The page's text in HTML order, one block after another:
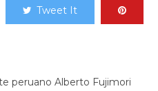
Tweet It
peruano Alberto Fujimori